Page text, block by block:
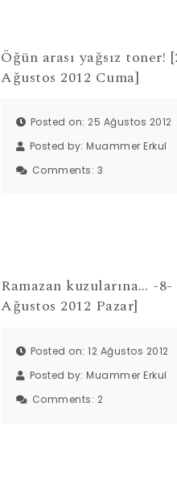
Öğün arası yağsız toner!
Ağustos 2012 Cuma]
Posted on: 25 Ağustos 2012
Posted by: Muammer Erkul
Comments: 3
Ramazan kuzularına… -8-
Ağustos 2012 Pazar]
Posted on: 12 Ağustos 2012
Posted by: Muammer Erkul
Comments: 2